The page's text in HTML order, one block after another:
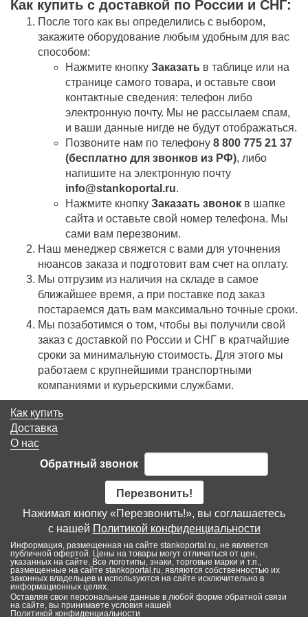
Как купить c доставкой по России и СНГ:
После того как вы определились с выбором,
закажите оборудование любым удобным для вас
способом:
Нажмите кнопку Заказать в таблице или на
странице самого товара, и оставьте свои
контактные сведения: телефон либо
электронную почту. Мы не рассылаем спам,
и ваши данные нигде не будут отображаться.
Позвоните нам по телефону 8 800 775 21 37
(бесплатно для звонков из РФ), либо
напишите на электронную почту
info@stankoportal.ru.
Нажмите кнопку Заказать звонок в шапке
сайта и оставьте свой номер телефона. Мы
сами вам перезвоним.
Наш менеджер свяжется с вами для уточнения
нюансов заказа и подготовит вам счет на оплату.
Мы отгрузим из наличия на складе в самое
ближайшее время, а при поставке под заказ
постараемся дать вам максимально точные сроки.
Мы позаботимся о том, чтобы вы получили свой
заказ c доставкой по России и СНГ в кратчайшие
сроки за минимальную стоимость. Для этого мы
работаем с крупнейшими транспортными
компаниями и курьерскими службами.
Как купить
Доставка
О нас
Обратный звонок
Перезвонить!
Нажимая кнопку «Перезвонить!», вы соглашаетесь
с нашей Политикой конфиденциальности
Информация, размещенная на сайте stankoportal.ru, не является
публичной офертой. Цены на товары могут отличаться от цен,
указанных на сайте. Все логотипы, знаки, торговые марки и т.п.,
размещенные на сайте stankoportal.ru, являются собственностью их
законных владельцев и используются на сайте исключительно в
информационных целях.
Оставляя свои персональные данные в любой форме обратной связи
на сайте, вы принимаете условия нашей
Политикой конфиденциальности